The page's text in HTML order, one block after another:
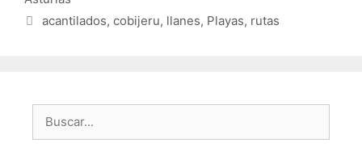
Etiquetas
acantilados, cobijeru, llanes, Playas, rutas